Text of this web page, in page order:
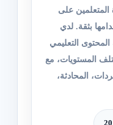
على
بثقة. لدي
التعليمي
المستويات، مع
المحادثة،